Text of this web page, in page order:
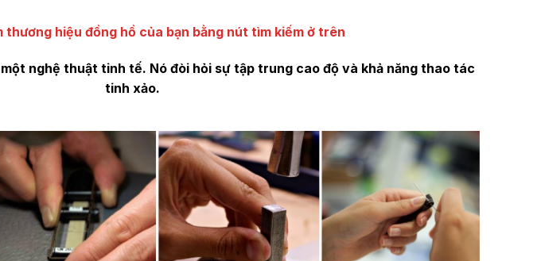
thương hiệu đồng hồ của bạn bằng nút tìm kiếm ở trên
nghệ thuật tinh tế. Nó đòi hỏi sự tập trung cao độ và khả năng thao tác
tinh xảo.